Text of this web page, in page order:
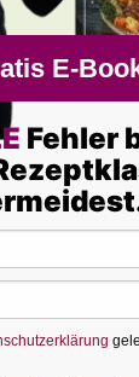
E-
Fehler